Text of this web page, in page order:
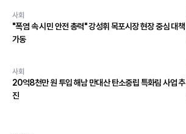
사회
"폭염 속 시민 안전 총력" 강성휘 목포시장 현장 중심 대책
가동
사회
20억8천만 원 투입 해남 만대산 탄소중립 특화림 사업 추
진